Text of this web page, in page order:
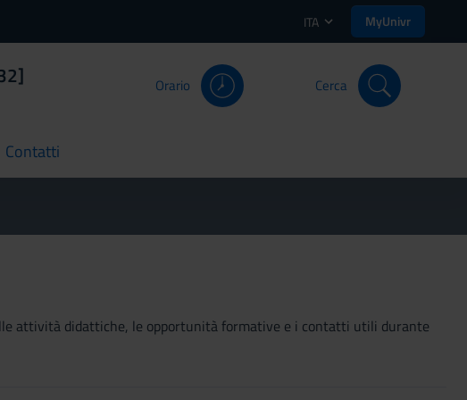
ITA MyUnivr
Orario Cerca
Contatti
current
attività didattiche, le opportunità formative e i contatti utili durante